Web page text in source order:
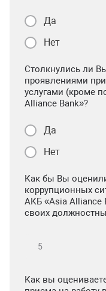
Да
Нет
Столкнулись ли
проявлениями
услугами (кроме
Alliance Bank»?
Да
Нет
Как бы Вы
коррупционных
АКБ «Asia Alliance
своих
Как вы